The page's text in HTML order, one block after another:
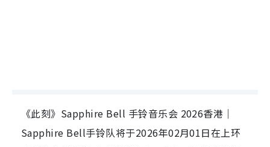
《此刻》Sapphire Bell 手铃音乐会 2026香港｜
Sapphire Bell手铃队将于2026年02月01日在上环